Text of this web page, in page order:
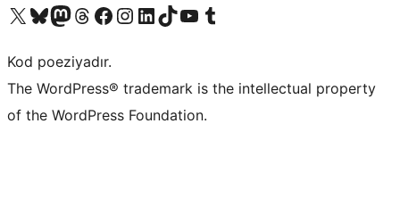
Visit our X (formerly Twitter) account
Visit our Bluesky account
Visit our Mastodon account
Visit our Threads account
Visit our Facebook page
Visit our Instagram account
Visit our LinkedIn account
Visit our TikTok account
Visit our YouTube channel
Visit our Tumblr account
Kod poeziyadır.
The WordPress® trademark is the intellectual property
of the WordPress Foundation.